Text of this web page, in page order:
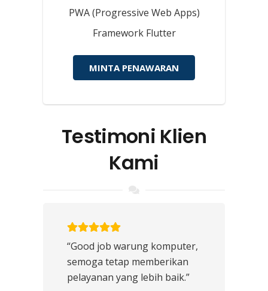
PWA (Progressive Web Apps)
Framework Flutter
MINTA PENAWARAN
Testimoni Klien
Kami
“Good job warung komputer,
semoga tetap memberikan
pelayanan yang lebih baik.”